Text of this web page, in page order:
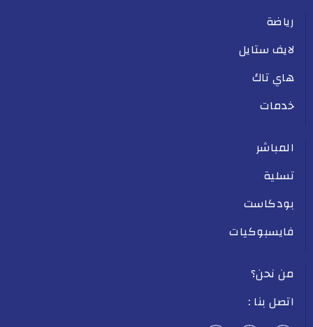
رياضة
لايف ستايل
هاي تاك
خدمات
المباشر
تسلية
بودكاست
فايسبوكيات
من نحن؟
اتصل بنا :